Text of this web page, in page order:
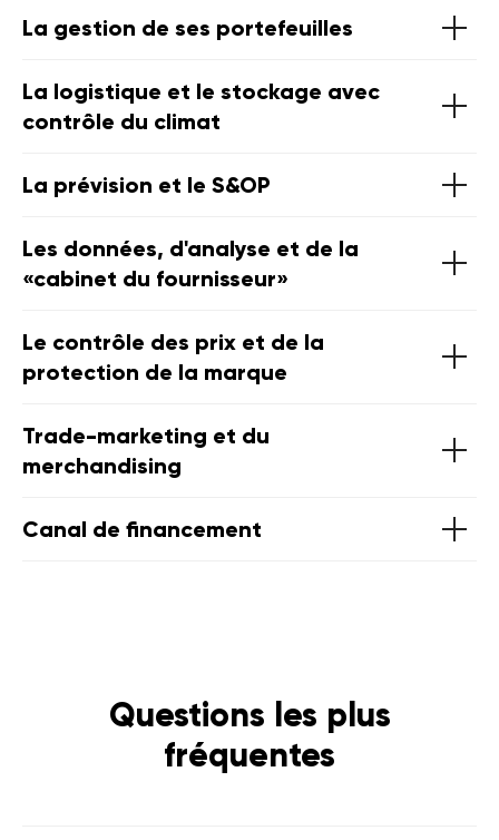
La gestion de ses portefeuilles
La logistique et le stockage avec
contrôle du climat
La prévision et le S&OP
Les données, d'analyse et de la
«cabinet du fournisseur»
Le contrôle des prix et de la
protection de la marque
Trade-marketing et du
merchandising
Canal de financement
Questions les plus
fréquentes